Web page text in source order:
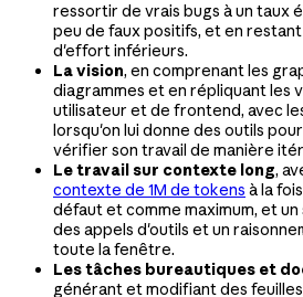
ressortir de vrais bugs à un taux
peu de faux positifs, et en
d'effort inférieurs.
La vision, en comprenant les
diagrammes et en répliquant les
utilisateur et de frontend, avec
lorsqu'on lui donne des outils
vérifier son travail de manière
Le travail sur contexte long,
contexte de 1M de tokens à la
défaut et comme maximum, et
des appels d'outils et un
toute la fenêtre.
Les tâches bureautiques et
générant et modifiant des